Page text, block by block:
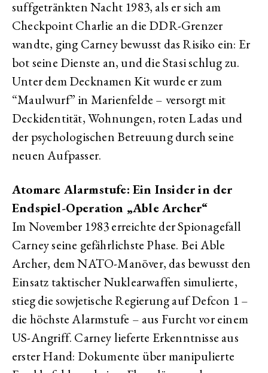
suffgetränkten Nacht 1983, als er sich am
Checkpoint Charlie an die DDR-Grenzer
wandte, ging Carney bewusst das Risiko ein: Er
bot seine Dienste an, und die Stasi schlug zu.
Unter dem Decknamen Kit wurde er zum
“Maulwurf” in Marienfelde – versorgt mit
Deckidentität, Wohnungen, roten Ladas und
der psychologischen Betreuung durch seine
neuen Aufpasser.
Atomare Alarmstufe: Ein Insider in der
Endspiel-Operation „Able Archer“
Im November 1983 erreichte der Spionagefall
Carney seine gefährlichste Phase. Bei Able
Archer, dem NATO-Manöver, das bewusst den
Einsatz taktischer Nuklearwaffen simulierte,
stieg die sowjetische Regierung auf Defcon 1 –
die höchste Alarmstufe – aus Furcht vor einem
US-Angriff. Carney lieferte Erkenntnisse aus
erster Hand: Dokumente über manipulierte